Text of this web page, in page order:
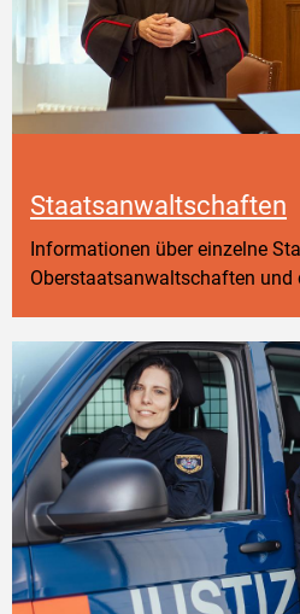
Staatsanwaltschaften
Informationen über einzelne
Oberstaatsanwaltschaften und